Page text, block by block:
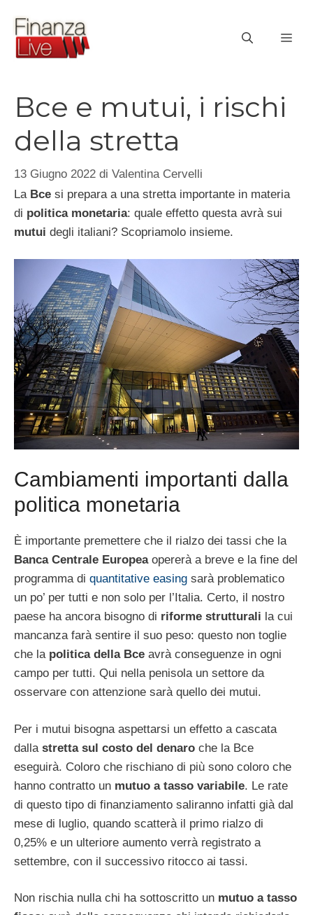
contenuto
Bce e mutui, i rischi
della stretta
13 Giugno 2022 di Valentina Cervelli
La Bce si prepara a una stretta importante in materia
di politica monetaria: quale effetto questa avrà sui
mutui degli italiani? Scopriamolo insieme.
Cambiamenti importanti dalla
politica monetaria
È importante premettere che il rialzo dei tassi che la
Banca Centrale Europeaopererà a breve e la fine del
programma di quantitative easing sarà problematico
un po’ per tutti e non solo per l’Italia. Certo, il nostro
paese ha ancora bisogno di riforme strutturali la cui
mancanza farà sentire il suo peso: questo non toglie
che la politica della Bce avrà conseguenze in ogni
campo per tutti. Qui nella penisola un settore da
osservare con attenzione sarà quello dei mutui.
Per i mutui bisogna aspettarsi un effetto a cascata
dalla stretta sul costo del denaro che la Bce
eseguirà. Coloro che rischiano di più sono coloro che
hanno contratto un mutuo a tasso variabile. Le rate
di questo tipo di finanziamento saliranno infatti già dal
mese di luglio, quando scatterà il primo rialzo di
0,25% e un ulteriore aumento verrà registrato a
settembre, con il successivo ritocco ai tassi.
Non rischia nulla chi ha sottoscritto un mutuo a tasso